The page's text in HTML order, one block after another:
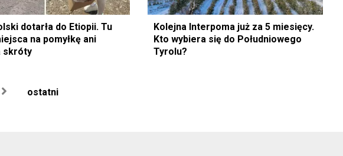
dotarła do Etiopii. Tu
na pomyłkę ani
skróty
Kolejna Interpoma już za 5 miesięcy.
Kto wybiera się do Południowego
Tyrolu?
ostatni